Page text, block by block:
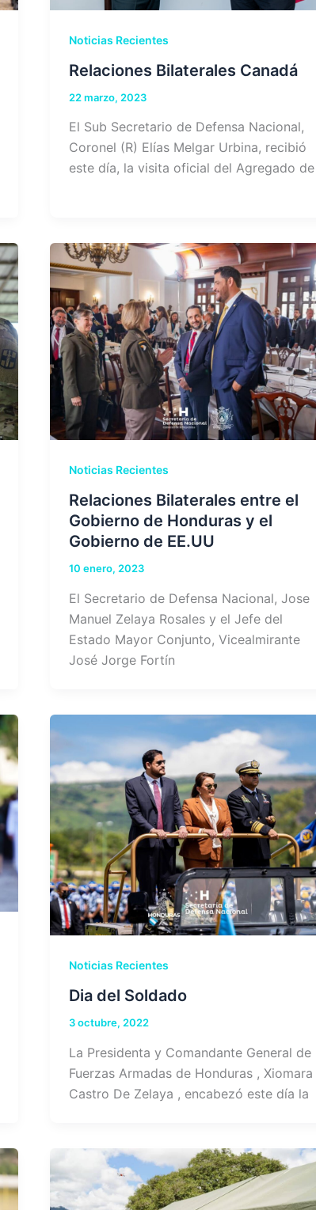
Noticias Recientes
Relaciones Bilaterales Canadá
22 marzo, 2023
El Sub Secretario de Defensa Nacional,
Coronel (R) Elías Melgar Urbina, recibió
este día, la visita oficial del Agregado de
Noticias Recientes
Relaciones Bilaterales entre el
Gobierno de Honduras y el
Gobierno de EE.UU
10 enero, 2023
El Secretario de Defensa Nacional, Jose
Manuel Zelaya Rosales y el Jefe del
Estado Mayor Conjunto, Vicealmirante
José Jorge Fortín
Noticias Recientes
Dia del Soldado
3 octubre, 2022
La Presidenta y Comandante General de
Fuerzas Armadas de Honduras , Xiomara
Castro De Zelaya , encabezó este día la